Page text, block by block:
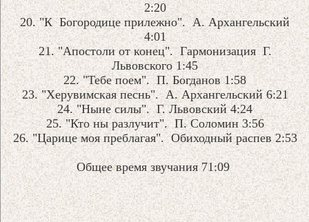
2:20
20. "К Богородице прилежно". А. Архангельский
4:01
21. "Апостоли от конец". Гармонизация Г.
Львовского 1:45
22. "Тебе поем". П. Богданов 1:58
23. "Херувимская песнь". А. Архангельский 6:21
24. "Ныне силы". Г. Львовский 4:24
25. "Кто ны разлучит". П. Соломин 3:56
26. "Царице моя преблагая". Обиходный распев 2:53
Общее время звучания 71:09